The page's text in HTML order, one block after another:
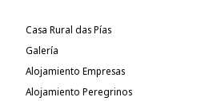
Casa Rural das Pías
Galería
Alojamiento Empresas
Alojamiento Peregrinos